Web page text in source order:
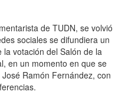
de TUDN, se volvió
sociales se difundiera un
votación del Salón de la
en un momento en que se
Ramón Fernández, con